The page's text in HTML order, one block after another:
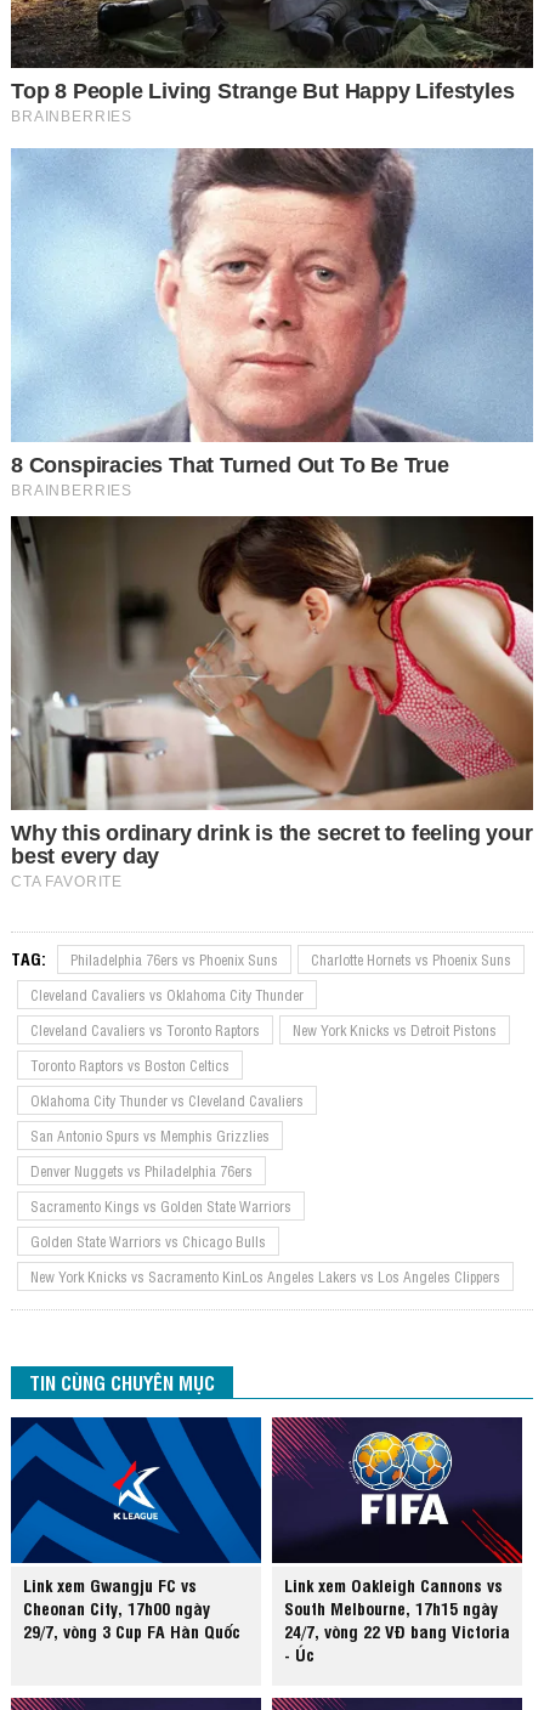
TAG: Philadelphia 76ers vs Phoenix Suns
Charlotte Hornets vs Phoenix Suns
Cleveland Cavaliers vs Oklahoma City Thunder
Cleveland Cavaliers vs Toronto Raptors
New York Knicks vs Detroit Pistons
Toronto Raptors vs Boston Celtics
Oklahoma City Thunder vs Cleveland Cavaliers
San Antonio Spurs vs Memphis Grizzlies
Denver Nuggets vs Philadelphia 76ers
Sacramento Kings vs Golden State Warriors
Golden State Warriors vs Chicago Bulls
New York Knicks vs Sacramento KinLos Angeles Lakers vs Los Angeles Clippers
TIN CÙNG CHUYÊN MỤC
Link xem Gwangju FC vs
Cheonan City, 17h00 ngày
29/7, vòng 3 Cup FA Hàn Quốc
Link xem Oakleigh Cannons vs
South Melbourne, 17h15 ngày
24/7, vòng 22 VĐ bang Victoria
- Úc